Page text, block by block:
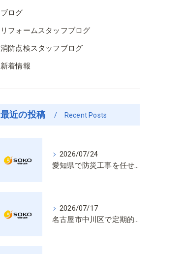
ブログ
リフォームスタッフブログ
消防点検スタッフブログ
新着情報
最近の投稿 Recent Posts
2026/07/24
愛知県で防災工事を任せるなら経験と技術で安心を提供する老舗業者
2026/07/17
名古屋市中川区で定期的な消防設備点検や整備はいざという時の命を守る安心管理